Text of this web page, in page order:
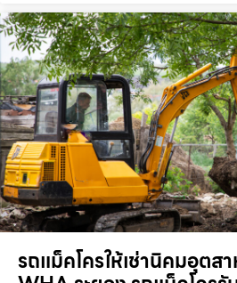
รถแม็คโครให้เช่านิคมอุตส